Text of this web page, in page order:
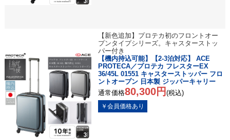
【新色追加】プロテカ初のフロントオー
プンタイプシリーズ。キャスターストッ
パー付き
【機内持込可能】【2-3泊対応】 ACE
PROTECA／プロテカ フレスターEX
36/45L 01551 キャスターストッパー フロ
ントオープン 日本製 ジッパーキャリー
通常価格80,300円 (税込)